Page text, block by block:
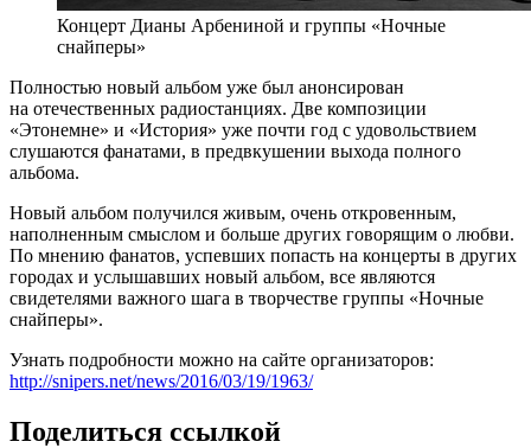
Концерт Дианы Арбениной и группы «Ночные
снайперы»
Полностью новый альбом уже был анонсирован
на отечественных радиостанциях. Две композиции
«Этонемне» и «История» уже почти год с удовольствием
слушаются фанатами, в предвкушении выхода полного
альбома.
Новый альбом получился живым, очень откровенным,
наполненным смыслом и больше других говорящим о любви.
По мнению фанатов, успевших попасть на концерты в других
городах и услышавших новый альбом, все являются
свидетелями важного шага в творчестве группы «Ночные
снайперы».
Узнать подробности можно на сайте организаторов:
http://snipers.net/news/2016/03/19/1963/
Поделиться ссылкой